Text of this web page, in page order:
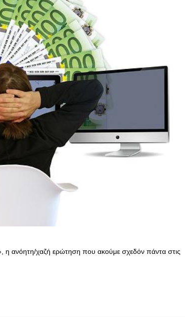
η ανόητη/χαζή ερώτηση που ακούμε σχεδόν πάντα στις